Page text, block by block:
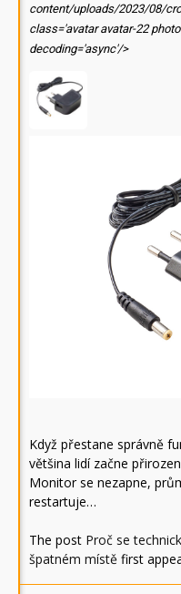
content/uploads/2023/08/
class='avatar avatar-22
decoding='async'/>
Když přestane správně
většina lidí začne
Monitor se nezapne,
restartuje…
The post Proč se
špatném místě first